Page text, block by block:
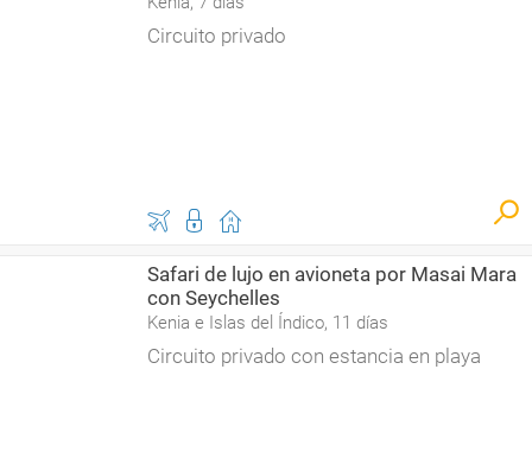
Circuito privado
Safari de lujo en avioneta por Masai Mara
con Seychelles
Kenia e Islas del Índico, 11 días
Circuito privado con estancia en playa